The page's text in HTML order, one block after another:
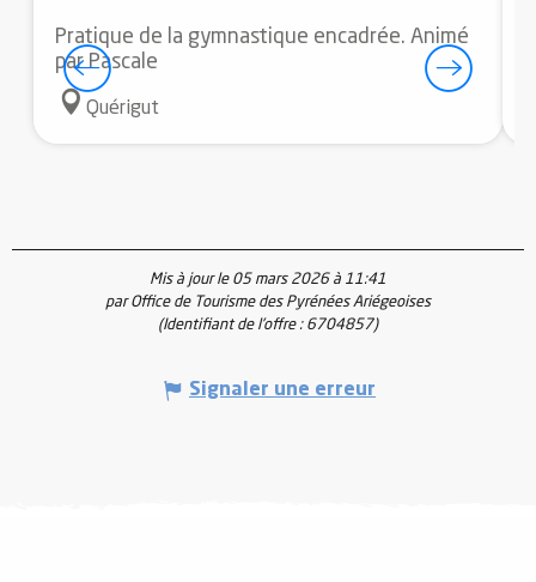
Pratique de la gymnastique encadrée. Animé
par Pascale
Quérigut
Mis à jour le 05 mars 2026 à 11:41
par Office de Tourisme des Pyrénées Ariégeoises
(Identifiant de l'offre : 6704857)
Signaler une erreur